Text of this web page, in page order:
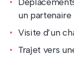
un partenaire
Visite d’un
Trajet vers